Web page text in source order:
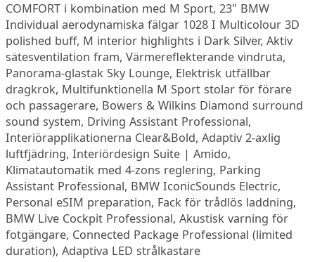
COMFORT i kombination med M Sport, 23" BMW
Individual aerodynamiska fälgar 1028 I Multicolour 3D
polished buff, M interior highlights i Dark Silver, Aktiv
sätesventilation fram, Värmereflekterande vindruta,
Panorama-glastak Sky Lounge, Elektrisk utfällbar
dragkrok, Multifunktionella M Sport stolar för förare
och passagerare, Bowers & Wilkins Diamond surround
sound system, Driving Assistant Professional,
Interiörapplikationerna Clear&Bold, Adaptiv 2-axlig
luftfjädring, Interiördesign Suite | Amido,
Klimatautomatik med 4-zons reglering, Parking
Assistant Professional, BMW IconicSounds Electric,
Personal eSIM preparation, Fack för trådlös laddning,
BMW Live Cockpit Professional, Akustisk varning för
fotgängare, Connected Package Professional (limited
duration), Adaptiva LED strålkastare